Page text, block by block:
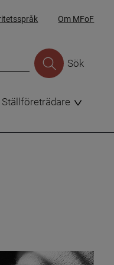
Om MFoF
Sök
Ställföreträdare